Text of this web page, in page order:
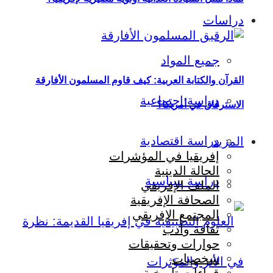
دراسات
جميع المواد
دراسة اجتماعية
دراسة اقتصادية
دراسة سياسية
القرآن والكتابة العربية: كيف قاوم المسلمون الأفارقة
الاسترقاق في أمريكا؟
المزيد
إفريقيا في المؤشرات
الحالة الدينية
الملف الإفريقي
الصحافة الإفريقية
المجتمع الإفريقي
ثقافة وأدب
حوارات وتحقيقات
شخصيات